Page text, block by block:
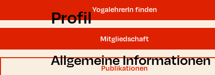
YogalehrerIn finden
Mitgliedschaft
Publikationen
Profil
Allgemeine Informationen